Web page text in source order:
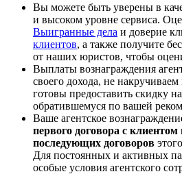
Вы можете быть уверены в
и высоком уровне сервиса.
Выигранные дела и доверие
клиентов, а также получите
от наших юристов, чтобы
Выплаты вознаграждения
своего дохода, не
готовы предоставить скидку
обратившемуся по вашей
Ваше агентское
первого договора с
последующих договоров
Для постоянных и активных
особые условия агентского